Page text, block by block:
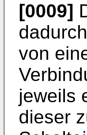
[0009]
von
jeweils
dieser